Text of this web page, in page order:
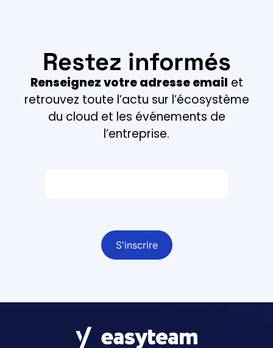
Restez informés
Renseignez votre adresse email et
retrouvez toute l’actu sur l’écosystème
du cloud et les événements de
l’entreprise.